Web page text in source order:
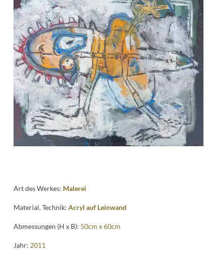
Vita
News
Kontakt
Art des Werkes: Malerei
Material, Technik:Acryl auf Leinwand
Abmessungen (H x B): 50cm x 60cm
Jahr: 2011